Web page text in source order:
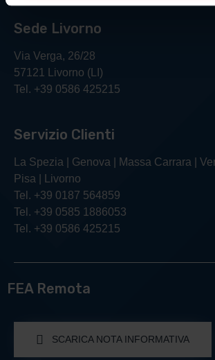
Sede Livorno
Via Verga, 26/28
57121 Livorno (LI)
Tel. +39 0586 425215
Servizio Clienti
La Spezia | Genova | Massa Carrara |
Pisa | Livorno
Tel. +39 0187 564859
Tel. +39 0585 1886053
Tel. +39 0586 425215
FEA Remota
SCARICA NOTA INFORMATIVA